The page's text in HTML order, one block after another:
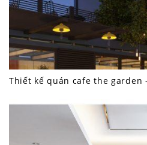
Thiết kế quán cafe the garden